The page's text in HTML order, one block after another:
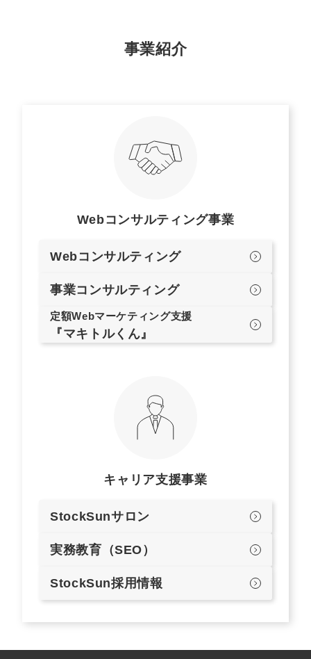
事業紹介
Webコンサルティング事業
Webコンサルティング
事業コンサルティング
定額Webマーケティング支援
『マキトルくん』
キャリア支援事業
StockSunサロン
実務教育（SEO）
StockSun採用情報